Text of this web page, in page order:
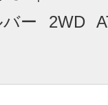
ー 2WD